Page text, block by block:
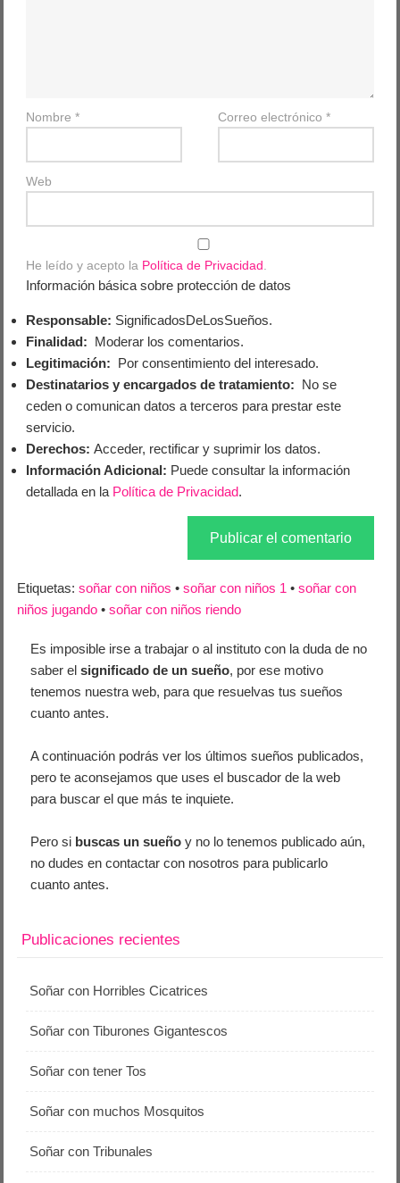
Nombre* Correo electrónico *
Web
He leído y acepto la Política de Privacidad
Información básica sobre protección de datos
Responsable: SignificadosDeLosSueños.
Finalidad: Moderar los comentarios.
Legitimación: Por consentimiento del interesado.
Destinatarios y encargados de tratamiento: No se
ceden o comunican datos a terceros para prestar este
servicio.
Derechos: Acceder, rectificar y suprimir los datos.
Información Adicional: Puede consultar la información
detallada en la Política de Privacidad.
Etiquetas:soñar con niños •soñar con niños 1 •soñar con
niños jugando •soñar con niños riendo
Es imposible irse a trabajar o al instituto con la duda de no
saber elsignificado de un sueño, por ese motivo
tenemos nuestra web, para que resuelvas tus sueños
cuanto antes.
A continuación podrás ver los últimos sueños publicados,
pero te aconsejamos que uses el buscador de la web
para buscar el que más te inquiete.
Pero si buscas un sueño y no lo tenemos publicado aún,
no dudes en contactar con nosotros para publicarlo
cuanto antes.
Publicaciones recientes
Soñar con Horribles Cicatrices
Soñar con Tiburones Gigantescos
Soñar con tener Tos
Soñar con muchos Mosquitos
Soñar con Tribunales